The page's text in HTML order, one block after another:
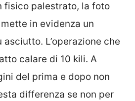
fisico palestrato, la foto
in evidenza un
L’operazione che
calare di 10 kili. A
del prima e dopo non
differenza se non per